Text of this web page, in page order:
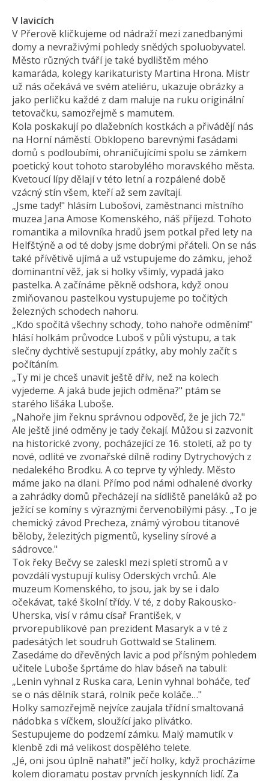
V lavicích
V Přerově kličkujeme od nádraží mezi zanedbanými
domy a nevraživými pohledy snědých spoluobyvatel.
Město různých tváří je také bydlištěm mého
kamaráda, kolegy karikaturisty Martina Hrona. Mistr
už nás očekává ve svém ateliéru, ukazuje obrázky a
jako perličku každé z dam maluje na ruku originální
tetovačku, samozřejmě s mamutem.
Kola poskakují po dlažebních kostkách a přivádějí nás
na Horní náměstí. Obklopeno barevnými fasádami
domů s podloubími, ohraničujícími spolu se zámkem
poetický kout tohoto starobylého moravského města.
Kvetoucí lípy dělají v této letní a rozpálené době
vzácný stín všem, kteří až sem zavítají.
„Jsme tady!" hlásím Lubošovi, zaměstnanci místního
muzea Jana Amose Komenského, náš příjezd. Tohoto
romantika a milovníka hradů jsem potkal před lety na
Helfštýně a od té doby jsme dobrými přáteli. On se nás
také přívětivě ujímá a už vstupujeme do zámku, jehož
dominantní věž, jak si holky všimly, vypadá jako
pastelka. A začínáme pěkně odshora, když onou
zmiňovanou pastelkou vystupujeme po točitých
železných schodech nahoru.
„Kdo spočítá všechny schody, toho nahoře odměním!"
hlásí holkám průvodce Luboš v půli výstupu, a tak
slečny dychtivě sestupují zpátky, aby mohly začít s
počítáním.
„Ty mi je chceš unavit ještě dřív, než na kolech
vyjedeme. A jaká bude jejich odměna?" ptám se
starého lišáka Luboše.
„Nahoře jim řeknu správnou odpověď, že je jich 72."
Ale ještě jiné odměny je tady čekají. Můžou si zazvonit
na historické zvony, pocházející ze 16. století, až po ty
nové, odlité ve zvonařské dílně rodiny Dytrychových z
nedalekého Brodku. A co teprve ty výhledy. Město
máme jako na dlani. Přímo pod námi odhalené dvorky
a zahrádky domů přecházejí na sídliště paneláků až po
ježící se komíny s výraznými červenobílými pásy. „To je
chemický závod Precheza, známý výrobou titanové
běloby, železitých pigmentů, kyseliny sírové a
sádrovce."
Tok řeky Bečvy se zaleskl mezi spletí stromů a v
povzdálí vystupují kulisy Oderských vrchů. Ale
muzeum Komenského, to jsou, jak by se i dalo
očekávat, také školní třídy. V té, z doby Rakousko-
Uherska, visí v rámu císař František, v
prvorepublikové pan prezident Masaryk a v té z
padesátých let soudruh Gottwald se Stalinem.
Zasedáme do dřevěných lavic a pod přísným pohledem
učitele Luboše šprtáme do hlav báseň na tabuli:
„Lenin vyhnal z Ruska cara, Lenin vyhnal boháče, teď
se o nás dělník stará, rolník peče koláče…"
Holky samozřejmě nejvíce zaujala třídní smaltovaná
nádobka s víčkem, sloužící jako plivátko.
Sestupujeme do podzemí zámku. Malý mamutík v
klenbě zdi má velikost dospělého telete.
„Jé, oni jsou úplně nahatí!" ječí holky, když procházíme
kolem dioramatu postav prvních jeskynních lidí. Za